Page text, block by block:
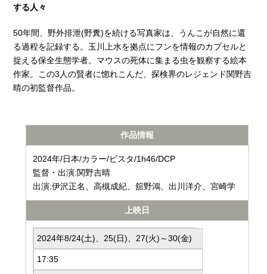
する人々
50年間、野外排泄(野糞)を続ける写真家は、うんこが自然に還
る過程を記録する。玉川上水を拠点にフンを情報のカプセルと
捉える保全生態学者。マウスの死体に集まる虫を観察する絵本
作家。この3人の賢者に惚れこんだ、探検界のレジェンド関野吉
晴の初監督作品。
作品情報
2024年/日本/カラー/ビスタ/1h46/DCP
監督・出演:関野吉晴
出演:伊沢正名、高槻成紀、舘野鴻、出川洋介、宮崎学
上映日
2024年8/24(土)、25(日)、27(火)～30(金)
17:35